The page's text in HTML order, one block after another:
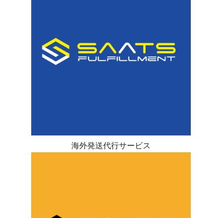
海外発送代行サービス